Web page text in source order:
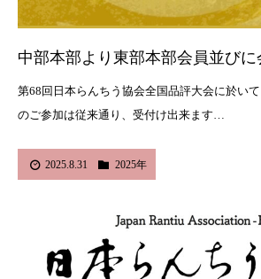
中部本部より東部本部会員並び
第68回日本らんちう協会全国品評大会に於い
のご参加は従来通り、受付け出来ます…
2025.8.31 2025年